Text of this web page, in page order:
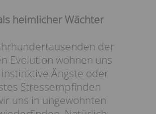
heimlicher Wächter
der
Evolution wohnen uns
Ängste oder
Stressempfinden
uns in ungewohnten